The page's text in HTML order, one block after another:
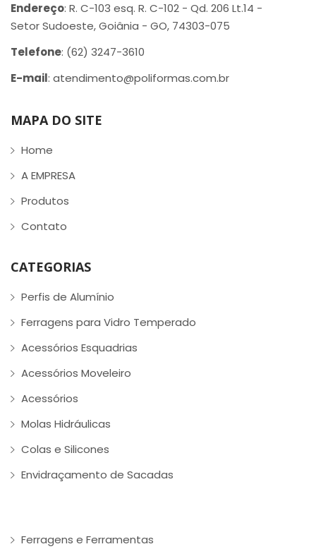
Endereço: R. C-103 esq. R. C-102 - Qd. 206 Lt.14 -
Setor Sudoeste, Goiânia - GO, 74303-075
Telefone: (62) 3247-3610
E-mail: atendimento@poliformas.com.br
MAPA DO SITE
Home
A EMPRESA
Produtos
Contato
CATEGORIAS
Perfis de Alumínio
Ferragens para Vidro Temperado
Acessórios Esquadrias
Acessórios Moveleiro
Acessórios
Molas Hidráulicas
Colas e Silicones
Envidraçamento de Sacadas
Ferragens e Ferramentas